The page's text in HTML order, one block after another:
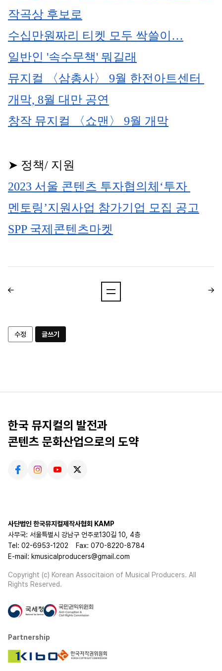
작곡상 후보로
수십만원짜리 티켓 모두 싹쓸이…
일반인 '속수무책' 뭐길래
뮤지컬 〈삼총사〉 9월 한전아트센터
개막, 8월 대만 공연
창작 뮤지컬 〈쇼맨〉 9월 개막
➤ 정책/ 지원
2023 서울 콘텐츠 투자협의체‘투자
멘토링’지원사업 참가기업 모집 공고
SPP 국제콘텐츠마켓
수정 글쓰기
한국 뮤지컬의 발전과
콘텐츠 문화산업으로의 도약
사단법인 한국뮤지컬제작사협회 KAMP
사무국: 서울특별시 강남구 언주로130길 10, 4층
Tel: 02-6953-1202
Fax: 070-8220-8784
E-mail: kmusicalproducers@gmail.com
Copyright (c) Korean Associtaion of Musical Producers. All
Rights Reserved.
Partnership